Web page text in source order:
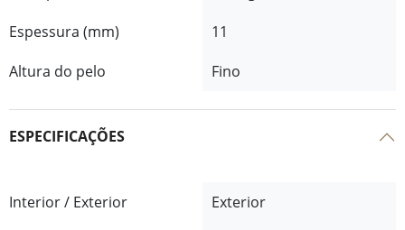
Espessura (mm)
11
Altura do pelo
Fino
ESPECIFICAÇÕES
Interior / Exterior Exterior